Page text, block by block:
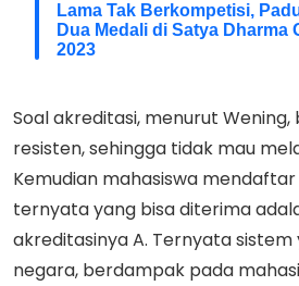
Lama Tak Berkompetisi,
Dua Medali di Satya Dharma
2023
Soal akreditasi, menurut
resisten, sehingga tidak mau
Kemudian mahasiswa
ternyata yang bisa diterima
akreditasinya A. Ternyata
negara, berdampak pada